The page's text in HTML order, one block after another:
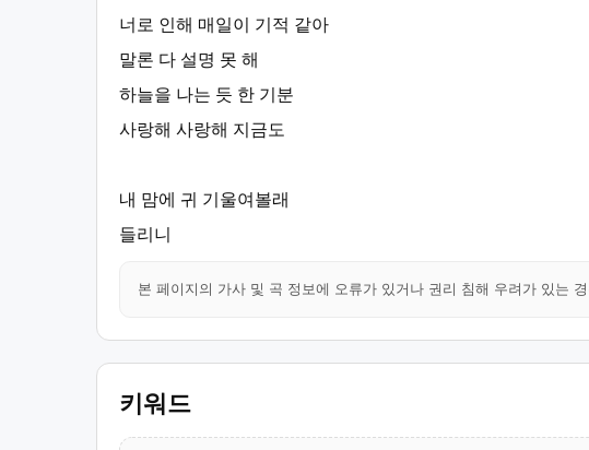
너로 인해 매일이 기적 같아
말론 다 설명 못 해
하늘을 나는 듯 한 기분
사랑해 사랑해 지금도
내 맘에 귀 기울여볼래
들리니
본 페이지의 가사 및 곡 정보에 오류가 있거나 권리 침해 우려가 있는
키워드